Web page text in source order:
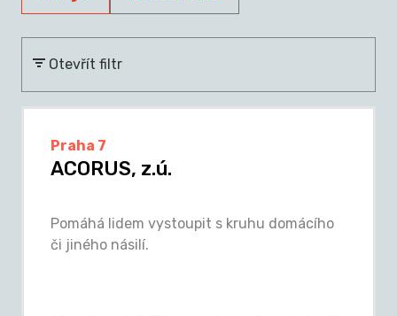
Otevřít filtr
Praha 7
ACORUS, z.ú.
Pomáhá lidem vystoupit s kruhu domácího
či jiného násilí.